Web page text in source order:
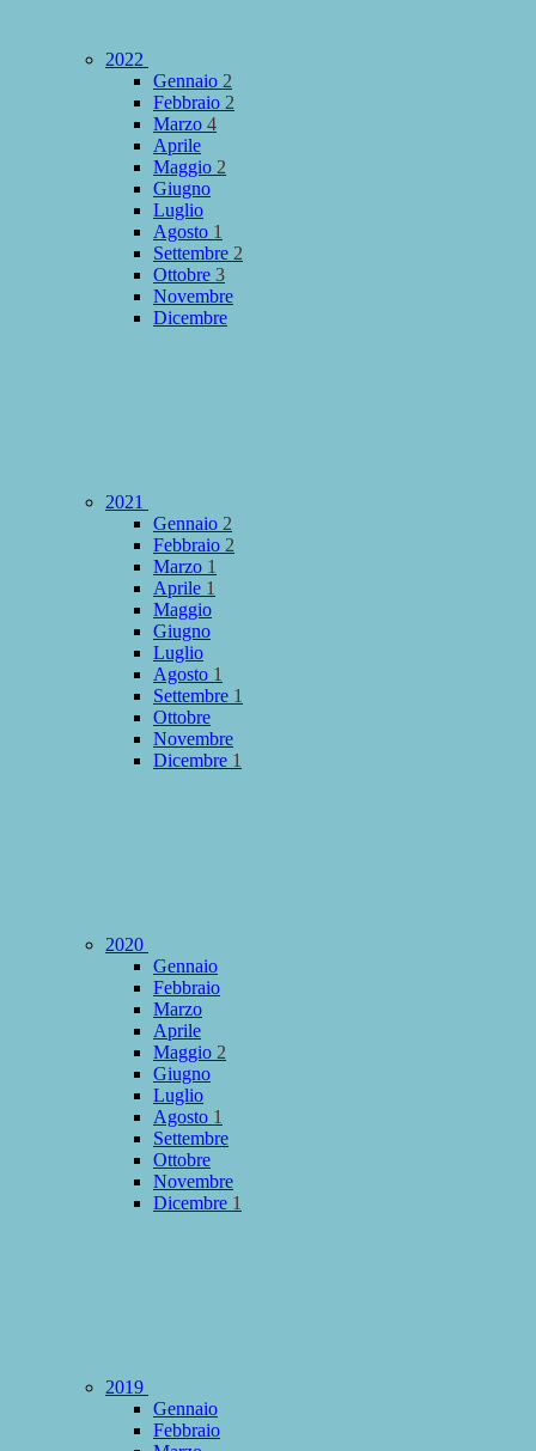
2022
Gennaio 2
Febbraio 2
Marzo 4
Aprile
Maggio 2
Giugno
Luglio
Agosto 1
Settembre 2
Ottobre 3
Novembre
Dicembre
2021
Gennaio 2
Febbraio 2
Marzo 1
Aprile 1
Maggio
Giugno
Luglio
Agosto 1
Settembre 1
Ottobre
Novembre
Dicembre 1
2020
Gennaio
Febbraio
Marzo
Aprile
Maggio 2
Giugno
Luglio
Agosto 1
Settembre
Ottobre
Novembre
Dicembre 1
2019
Gennaio
Febbraio